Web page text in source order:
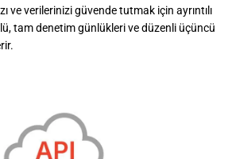
ve verilerinizi güvende tutmak için ayrıntılı
tam denetim günlükleri ve düzenli üçüncü